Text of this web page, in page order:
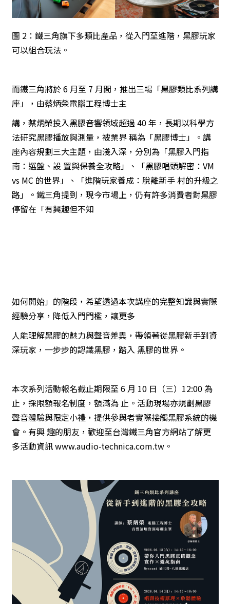
圖 2：鐵三角旗下多類比產品，從入門至進階，黑膠玩家
可以組合玩法。
而鐵三角將於 6 月至 7 月間，推出三場「黑膠類比系列講
座」，由蔡炳榮電腦工程博士主
講，蔡炳榮投入黑膠音響領域超過 40 年，長期以科學方
法研究黑膠播放與測量，被業界 稱為「黑膠博士」。講
座內容規劃三大主題，由淺入深，分別為「黑膠入門指
南：選盤、設 置與保養全攻略」、「黑膠唱頭解密：VM
vs MC 的世界」、「進階玩家養成：脫離新手 村的升級之
路」。鐵三角提到，現今市場上，仍有許多消費者對黑膠
停留在「有興趣但不知
如何開始」的階段，希望透過本次講座的完整知識與實際
經驗分享，降低入門門檻，讓更多
人能理解黑膠的魅力與聲音差異，帶領著從黑膠新手到資
深玩家，一步步的認識黑膠，踏入 黑膠的世界。
本次系列活動報名截止期限至 6 月 10 日（三）12:00 為
止，採限額報名制度，額滿為 止。活動現場亦規劃黑膠
聲音體驗與限定小禮，提供參與者實際接觸黑膠系統的機
會。有興 趣的朋友，歡迎至台灣鐵三角官方網站了解更
多活動資訊www.audio-technica.com.tw。